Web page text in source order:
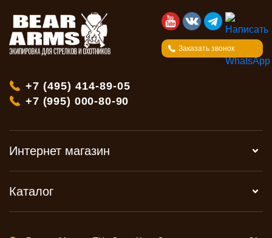
Заказать звонок
+7 (495) 414-89-05
+7 (995) 000-80-90
Интернет магазин
Каталог